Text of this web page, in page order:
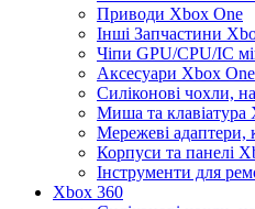
Приводи Xbox One
Інші Запчастини
Чіпи GPU/CPU/IC
Аксесуари Xbox One
Силіконові чохли,
Миша та клавіатура
Мережеві адаптери,
Корпуси та панелі
Інструменти для
Xbox 360